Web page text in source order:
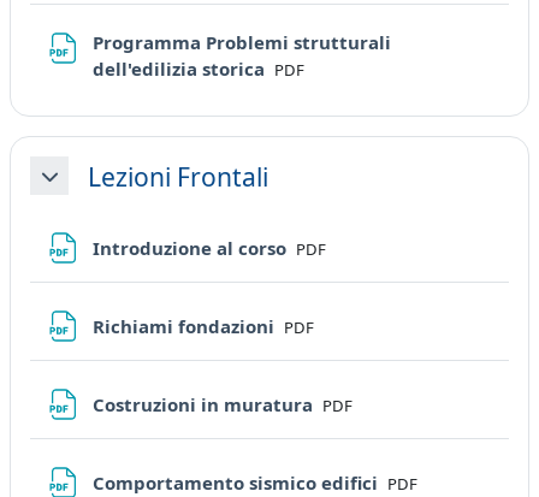
Programma Problemi strutturali
dell'edilizia storica File
PDF
MinimizzaLezioni Frontali
Introduzione al corso File
PDF
Richiami fondazioni File
PDF
Costruzioni in muratura File
PDF
Comportamento sismico edifici File
PDF